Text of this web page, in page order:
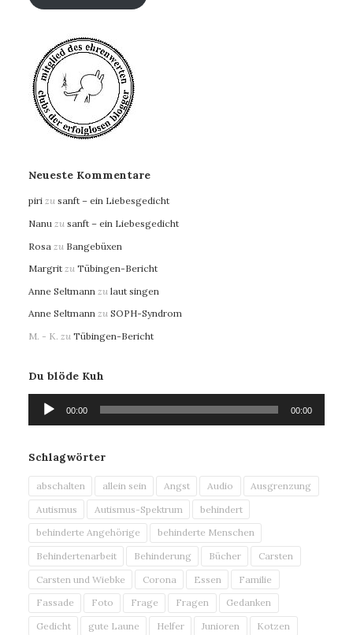
Neueste Kommentare
piri zu sanft – ein Liebesgedicht
Nanu zu sanft – ein Liebesgedicht
Rosa zu Bangebüxen
Margrit zu Tübingen-Bericht
Anne Seltmann zu laut singen
Anne Seltmann zu SOPH-Syndrom
M. - K. zu Tübingen-Bericht
Du blöde Kuh
Audio-
Player
00:00 00:00
Schlagwörter
abschalten allein sein Angst Audio
Ausgrenzung
Autismus
Autismus-Spektrum
behindert
behinderte Angehörige
behinderte Menschen
Behindertenarbeit
Behinderung Bücher
Carsten
Carsten und Wiebke
Corona Essen
Familie
Fassade
Foto Frage Fragen
Gedanken
Gedicht
gute Laune Helfer Junioren Kotzen